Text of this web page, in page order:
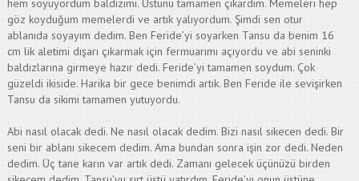
hem soyuyordum baldızımı. Üstünü tamamen çıkardım. Memeleri hep
göz koyduğum memelerdi ve artık yalıyordum. Şimdi sen otur
ablanıda soyayım dedim. Ben Feride’yi soyarken Tansu da benim 16
cm lik aletimi dışarı çıkarmak için fermuarımı açıyordu ve abi seninki
baldızlarına girmeye hazır dedi. Feride’yi tamamen soydum. Çok
güzeldi ikiside. Harika bir gece benimdi artık. Ben Feride ile sevişirken
Tansu da sikimi tamamen yutuyordu.
Abi nasıl olacak dedi. Ne nasıl olacak dedim. Bizi nasıl sikecen dedi. Bir
seni bir ablanı sikecem dedim. Ama bundan sonra işin zor dedi. Neden
dedim. Üç tane karın var artık dedi. Zamanı gelecek üçünüzü birden